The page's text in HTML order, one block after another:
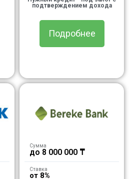
подтверждением дохода
Подробнее
Сумма
до 8 000 000 ₸
Ставка
от 8%